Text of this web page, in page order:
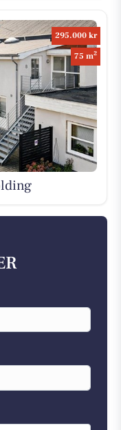
295.000 kr
75 m2